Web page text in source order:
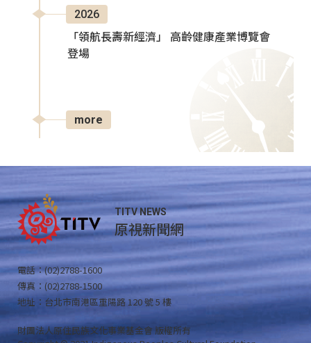
2026
「領航長壽新經濟」 高齡健康產業博覽會
登場
more
TITV NEWS
原視新聞網
電話：(02)2788-1600
傳真：(02)2788-1500
地址：台北市南港區重陽路 120 號 5 樓
財團法人原住民族文化事業基金會 版權所有